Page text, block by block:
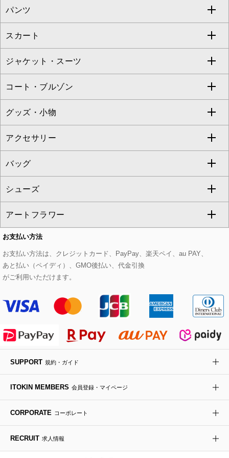
eur3
Maison de CINQ
MK MICHEL KLEIN BAG
HIROKO KOSHINO
カットソー・Tシャツ
ブラウス・シャツ
ニット・セーター
カーディガン
アンサンブルセット
ベスト・ジレ
パーカー
タンクトップ・キャミソール
スウェット・ジャージー
その他のトップス
すべてのワンピース・ドレス
ワンピース
ドレス
チュニック
ジャンパースカート
その他のワンピース・ドレス
パンツ
すべてのパンツ
フルレングスパンツ
クロップド・半端丈パンツ
ガウチョ・ワイドパンツ
ハーフ・ショート丈パンツ
サロペット・オールインワン
その他のパンツ
スカート
すべてのスカート
ロング・マキシ丈スカート
ひざ丈スカート
ミモレ丈スカート
ショート・ミニ丈スカート
その他のスカート
ジャケット・スーツ
すべてのジャケット・スーツ
テーラードジャケット
ノーカラージャケット
セットアップ
セットアップジャケット
セットアップパンツ
セットアップスカート
セットアップワンピース
コート・ブルゾン
すべてのコート・ブルゾン
トレンチコート
ピーコート
ダッフルコート
チェスターコート
モッズコート
ステンカラーコート
ライダースジャケット
デニムジャケット
ダウンジャケット・コート
グッズ・小物
すべてのグッズ・小物
マスク
ストール・マフラー・スヌード
ベルト・サスペンダー
帽子
ヘアアクセサリー
ハンカチ・バンダナ
手袋
チャーム・ストラップ
アクセサリー
すべてのアクセサリー
ネックレス
ピアス・イヤリング
ブレスレット・バングル
ブローチ・コサージュ
バッグ
すべてのバッグ
トートバッグ
ショルダーバッグ
ボストンバッグ
バックパック・リュック
ボディバッグ・メッセンジャーバッグ
トラベルバッグ
シューズ
すべてのシューズ
パンプス
スニーカー
フラットシューズ
ローファー
ドレスシューズ
アートフラワー
すべてのアートフラワー
ローズ
カサブランカ・カラー
ラナンキュラス
ポプリアレンジ＆フレグランス
お支払い方法
お支払い方法は、クレジットカード、PayPay、楽天ペイ、au PAY、
あと払い（ペイディ）、GMO後払い、代金引換
がご利用いただけます。
SUPPORT 規約・ガイド
ITOKIN MEMBERS 会員登録・マイページ
CORPORATE コーポレート
RECRUIT 求人情報